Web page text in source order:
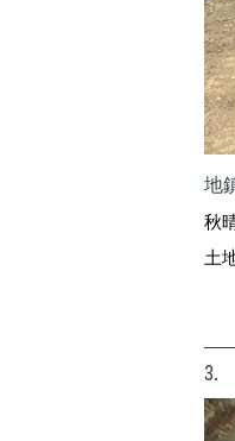
地
秋
土
3.